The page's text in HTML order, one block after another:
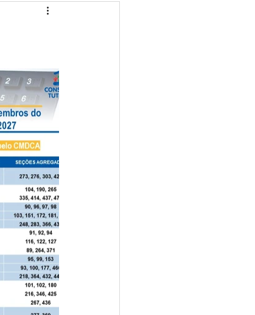
e Produção
Festival do Coco